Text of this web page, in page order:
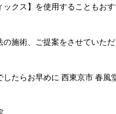
クス】を使用することもおす
施術、ご提案をさせていた
たらお早めに 西東京市 春風